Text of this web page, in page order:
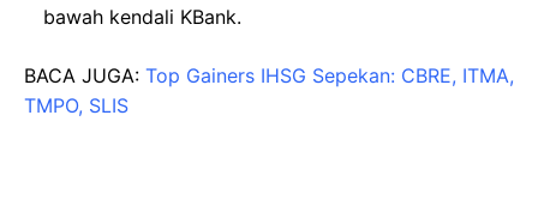
bawah kendali KBank.
BACA JUGA: Top Gainers IHSG Sepekan: CBRE, ITMA,
TMPO, SLIS